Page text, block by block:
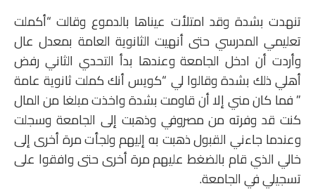
تنهدت بشدة وقد امتلأت عيناها بالدموع وقالت “أكملت
تعليمي المدرسي حتى أنهيت الثانوية العامة بمعدل عال
وأردت أن ادخل الجامعة وعندها بدأ التحدي الثاني رفض
أهلي ذلك بشدة وقالوا لي “كويس أنك كملت ثانوية عامة
” فما كان مني إلا أن قاومت بشدة واخذت مبلغا من المال
كنت قد وفرته من مصروفي وذهبت إلى الجامعة وسجلت
وعندما جاءني القبول ذهبت به إليهم ولجأت مرة أخرى إلى
خالي الذي قام بالضغط عليهم مرة أخرى حتى وافقوا على
تسجيلي في الجامعة.